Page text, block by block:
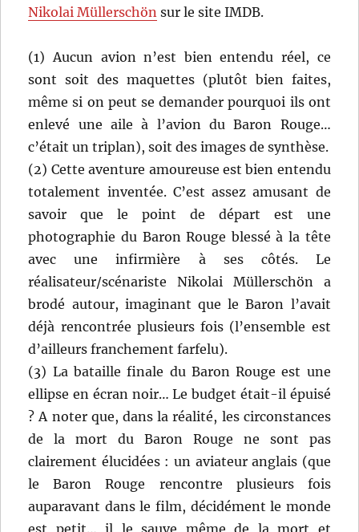
Nikolai Müllerschön sur le site IMDB.
(1) Aucun avion n’est bien entendu réel, ce
sont soit des maquettes (plutôt bien faites,
même si on peut se demander pourquoi ils ont
enlevé une aile à l’avion du Baron Rouge…
c’était un triplan), soit des images de synthèse.
(2) Cette aventure amoureuse est bien entendu
totalement inventée. C’est assez amusant de
savoir que le point de départ est une
photographie du Baron Rouge blessé à la tête
avec une infirmière à ses côtés. Le
réalisateur/scénariste Nikolai Müllerschön a
brodé autour, imaginant que le Baron l’avait
déjà rencontrée plusieurs fois (l’ensemble est
d’ailleurs franchement farfelu).
(3) La bataille finale du Baron Rouge est une
ellipse en écran noir… Le budget était-il épuisé
? A noter que, dans la réalité, les circonstances
de la mort du Baron Rouge ne sont pas
clairement élucidées : un aviateur anglais (que
le Baron Rouge rencontre plusieurs fois
auparavant dans le film, décidément le monde